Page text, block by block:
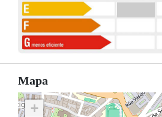
Mapa
+